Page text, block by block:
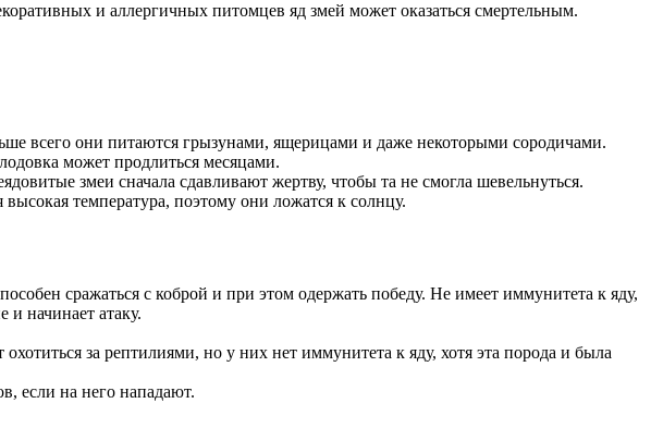
и аллергичных питомцев яд змей может оказаться смертельным.
всего они питаются грызунами, ящерицами и даже некоторыми сородичами.
может продлиться месяцами.
змеи сначала сдавливают жертву, чтобы та не смогла шевельнуться.
температура, поэтому они ложатся к солнцу.
сражаться с коброй и при этом одержать победу. Не имеет иммунитета к яду,
и начинает атаку.
за рептилиями, но у них нет иммунитета к яду, хотя эта порода и была
если на него нападают.